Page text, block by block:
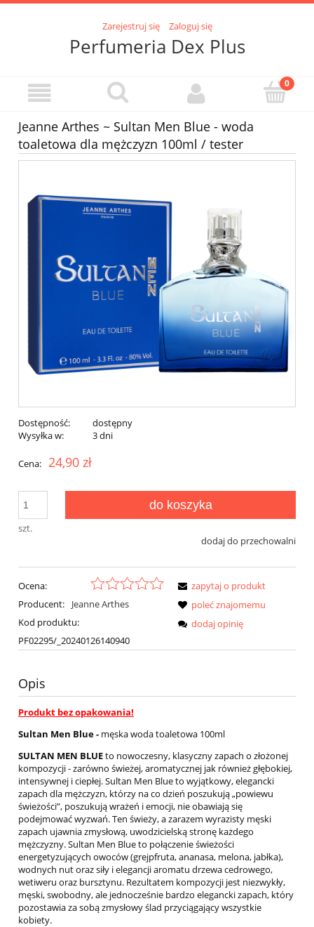
Zarejestruj się Zaloguj się
Perfumeria Dex Plus
Jeanne Arthes ~ Sultan Men Blue - woda
toaletowa dla mężczyzn 100ml / tester
Dostępność:
dostępny
Wysyłka w:
3 dni
Cena: 24,90 zł
szt.
do koszyka
dodaj do przechowalni
Ocena:
Producent:
Jeanne Arthes
Kod produktu:
PF02295/_20240126140940
zapytaj o produkt
poleć znajomemu
dodaj opinię
Opis
Produkt bez opakowania!
Sultan Men Blue- męska woda toaletowa 100ml
SULTAN MEN BLUEto nowoczesny, klasyczny zapach o złożonej
kompozycji - zarówno świeżej, aromatycznej jak również głębokiej,
intensywnej i ciepłej. Sultan Men Blue to wyjątkowy, elegancki
zapach dla mężczyzn, którzy na co dzień poszukują „powiewu
świeżości”, poszukują wrażeń i emocji, nie obawiają się
podejmować wyzwań. Ten świeży, a zarazem wyrazisty męski
zapach ujawnia zmysłową, uwodzicielską stronę każdego
mężczyzny. Sultan Men Blue to połączenie świeżości
energetyzujących owoców (grejpfruta, ananasa, melona, jabłka),
wodnych nut oraz siły i elegancji aromatu drzewa cedrowego,
wetiweru oraz bursztynu. Rezultatem kompozycji jest niezwykły,
męski, swobodny, ale jednocześnie bardzo elegancki zapach, który
pozostawia za sobą zmysłowy ślad przyciągający wszystkie
kobiety.